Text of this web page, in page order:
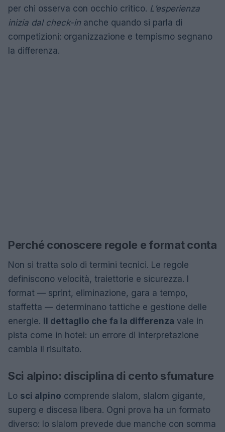
per chi osserva con occhio critico. L’esperienza
inizia dal check-in anche quando si parla di
competizioni: organizzazione e tempismo segnano
la differenza.
Perché conoscere regole e format conta
Non si tratta solo di termini tecnici. Le regole
definiscono velocità, traiettorie e sicurezza. I
format — sprint, eliminazione, gara a tempo,
staffetta — determinano tattiche e gestione delle
energie.
Il dettaglio che fa la differenza vale in
pista come in hotel: un errore di interpretazione
cambia il risultato.
Sci alpino: disciplina di cento sfumature
Lo sci alpino comprende slalom, slalom gigante,
superg e discesa libera. Ogni prova ha un formato
diverso: lo slalom prevede due manche con somma